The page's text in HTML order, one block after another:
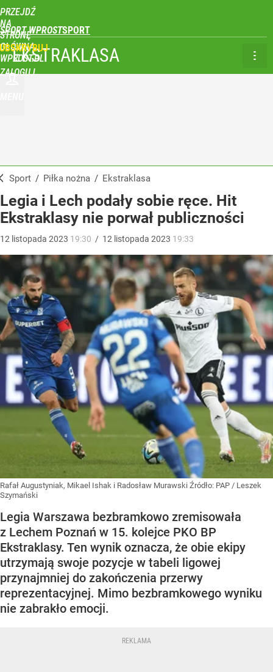
PRZEJDŹ
NA
STRONĘ
GŁÓWNĄ
WPROST.PL
SPORT WPROST
ZALOGUJ
EKSTRAKLASA
Sport / Piłka nożna / Ekstraklasa
Legia i Lech podały sobie ręce. Hit
Ekstraklasy nie porwał publiczności
12 listopada 2023 19:30 / 12 listopada 2023 19:33
Rafał Augustyniak, Mikael Ishak i Radosław Murawski Źródło: PAP / Leszek
Szymański
Legia Warszawa bezbramkowo zremisowała
z Lechem Poznań w 15. kolejce PKO BP
Ekstraklasy. Ten wynik oznacza, że obie ekipy
utrzymają swoje pozycje w tabeli ligowej
przynajmniej do zakończenia przerwy
reprezentacyjnej. Mimo bezbramkowego wyniku
nie zabrakło emocji.